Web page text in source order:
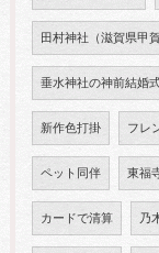
田村神社（滋賀県甲賀
垂水神社の神前結婚
新作色打掛 フレ
ペット同伴 東福
カードで清算 乃